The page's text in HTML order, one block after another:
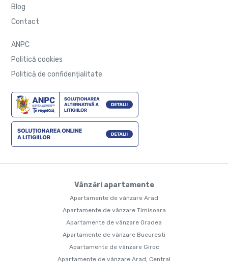
Blog
Contact
ANPC
Politică cookies
Politică de confidențialitate
Vânzări apartamente
Apartamente de vânzare Arad
Apartamente de vânzare Timisoara
Apartamente de vânzare Oradea
Apartamente de vânzare Bucuresti
Apartamente de vânzare Giroc
Apartamente de vânzare Arad, Central